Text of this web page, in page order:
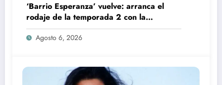
‘Barrio Esperanza’ vuelve: arranca el
rodaje de la temporada 2 con la
incorporación de María Castro
Agosto 6, 2026